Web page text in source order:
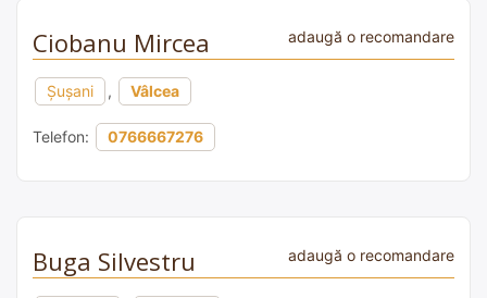
Ciobanu Mircea adaugă o recomandare
Şușani , Vâlcea
Telefon: 0766667276
Buga Silvestru adaugă o recomandare